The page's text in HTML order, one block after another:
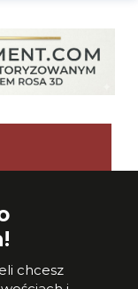
chcesz